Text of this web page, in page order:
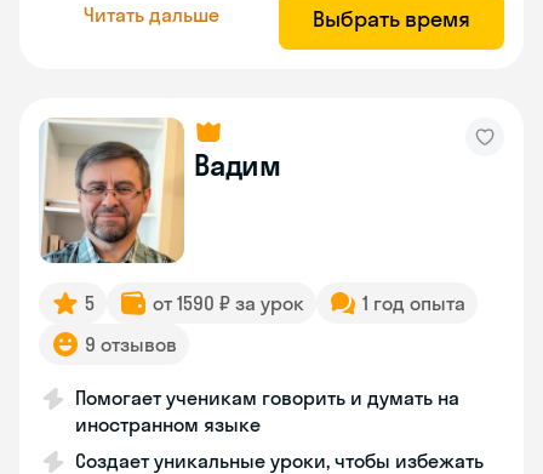
Читать дальше Выбрать время
Вадим
5 от 1590 ₽ за урок
1 год опыта
9 отзывов
Помогает ученикам говорить и думать на
иностранном языке
Создает уникальные уроки, чтобы избежать